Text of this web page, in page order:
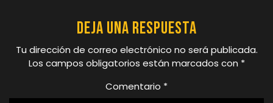
Deja una respuesta
Tu dirección de correo electrónico no será publicada.
Los campos obligatorios están marcados con *
Comentario *